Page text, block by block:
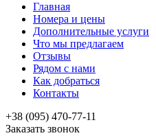
Главная
Номера и цены
Дополнительные услуги
Что мы предлагаем
Отзывы
Рядом с нами
Как добраться
Контакты
+38 (095) 470-77-11
Заказать звонок